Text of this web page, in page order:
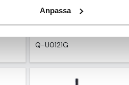
Anpassa
Q-U0121G